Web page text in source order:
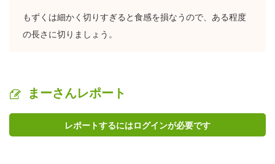
もずくは細かく切りすぎると食感を損なうので、ある程度
の長さに切りましょう。
まーさんレポート
レポートするにはログインが必要です